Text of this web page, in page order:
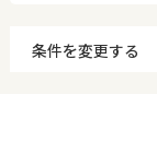
条件を変更する